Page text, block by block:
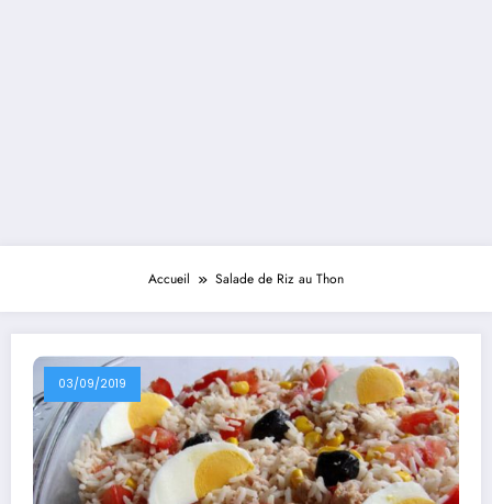
Accueil Salade de Riz au Thon
03/09/2019